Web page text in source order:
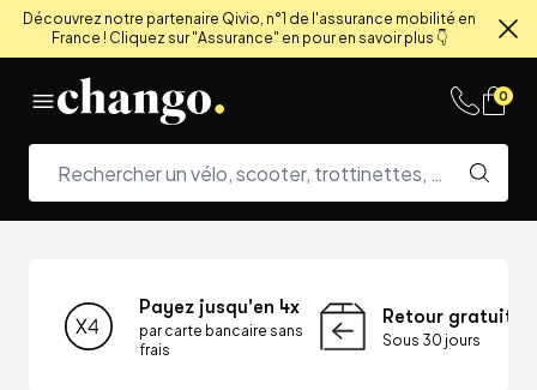
Découvrez notre partenaire Qivio, n°1 de l'assurance mobilité en
France ! Cliquez sur "Assurance" en pour en savoir plus 👇
0
Payez jusqu'en 4x
par carte bancaire sans
frais
Retour gratuit
Sous 30 jours